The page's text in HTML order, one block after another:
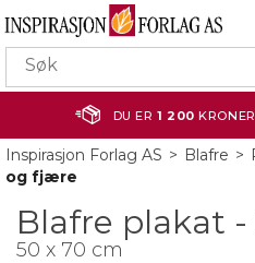
DU ER1 200
Inspirasjon Forlag AS> Blafre>
og fjære
Blafre plakat
50 x 70 cm